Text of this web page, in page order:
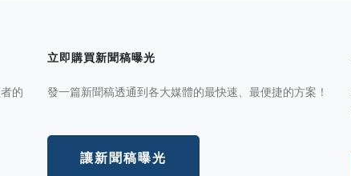
的
立即購買新聞稿曝光
發一篇新聞稿透通到各大媒體的最快速、最便捷的方案！
讓新聞稿曝光